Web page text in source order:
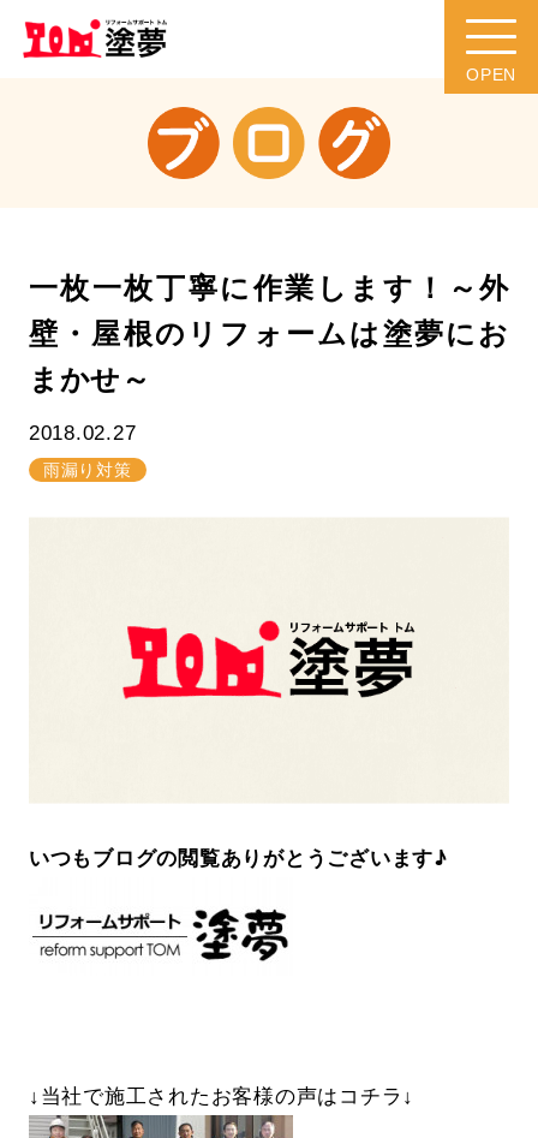
一枚一枚丁寧に作業します！～外
壁・屋根のリフォームは塗夢にお
まかせ～
2018.02.27
雨漏り対策
いつもブログの閲覧ありがとうございます♪
↓当社で施工されたお客様の声はコチラ↓